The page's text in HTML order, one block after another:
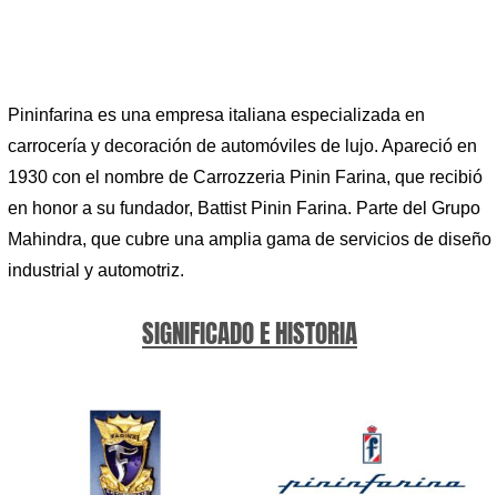
Pininfarina es una empresa italiana especializada en
carrocería y decoración de automóviles de lujo. Apareció en
1930 con el nombre de Carrozzeria Pinin Farina, que recibió
en honor a su fundador, Battist Pinin Farina. Parte del Grupo
Mahindra, que cubre una amplia gama de servicios de diseño
industrial y automotriz.
SIGNIFICADO E HISTORIA